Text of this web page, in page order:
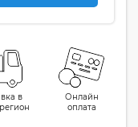
в
Онлайн
оплата